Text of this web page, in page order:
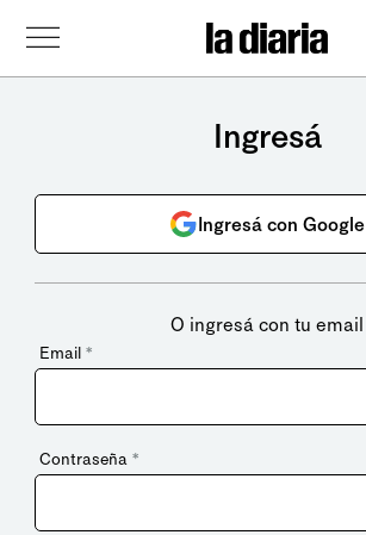
Ingresá
Ingresá con Google
O ingresá con tu email
Email *
Contraseña *